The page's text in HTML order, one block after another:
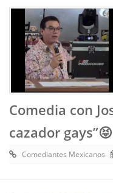
Comedia con
cazador
Comediantes Mexicanos